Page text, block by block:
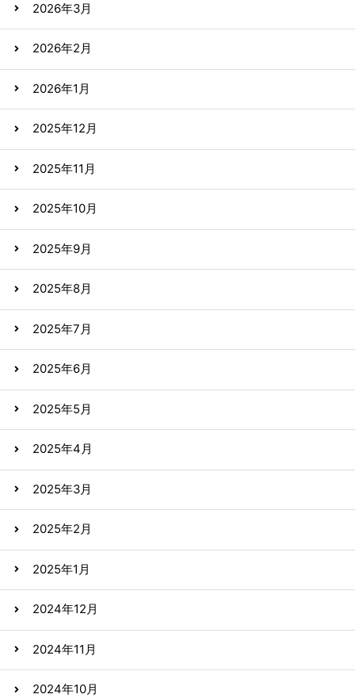
2026年3月
2026年2月
2026年1月
2025年12月
2025年11月
2025年10月
2025年9月
2025年8月
2025年7月
2025年6月
2025年5月
2025年4月
2025年3月
2025年2月
2025年1月
2024年12月
2024年11月
2024年10月